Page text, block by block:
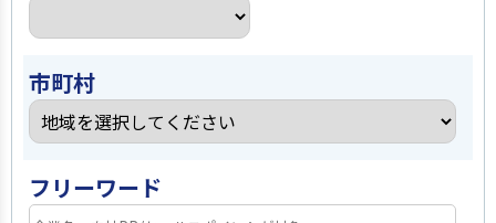
市町村
フリーワード